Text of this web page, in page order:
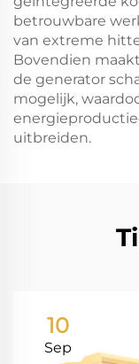
betrouwbare
van extreme
Bovendien
de generator
mogelijk,
uitbreiden.
10
Sep